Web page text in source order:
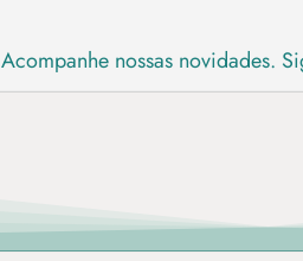
Acompanhe nossas novidades.